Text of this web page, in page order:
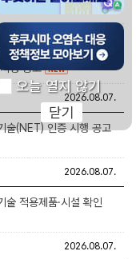
2022.08.11.
행 공고
2026.08.07.
술(NET) 인증 시행 공고
2026.08.07.
적용제품·시설 확인
2026.08.07.
쿠시마 오염수 대응
오늘 열지 않기
닫기